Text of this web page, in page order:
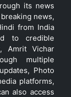
its news
news,
from India
to credible
Amrit Vichar
multiple
Photo
platforms,
also access